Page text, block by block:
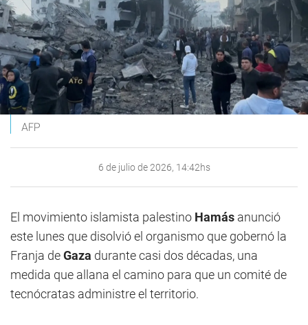
AFP
6 de julio de 2026, 14:42hs
El movimiento islamista palestino Hamás anunció
este lunes que disolvió el organismo que gobernó la
Franja deGaza durante casi dos décadas, una
medida que allana el camino para que un comité de
tecnócratas administre el territorio.